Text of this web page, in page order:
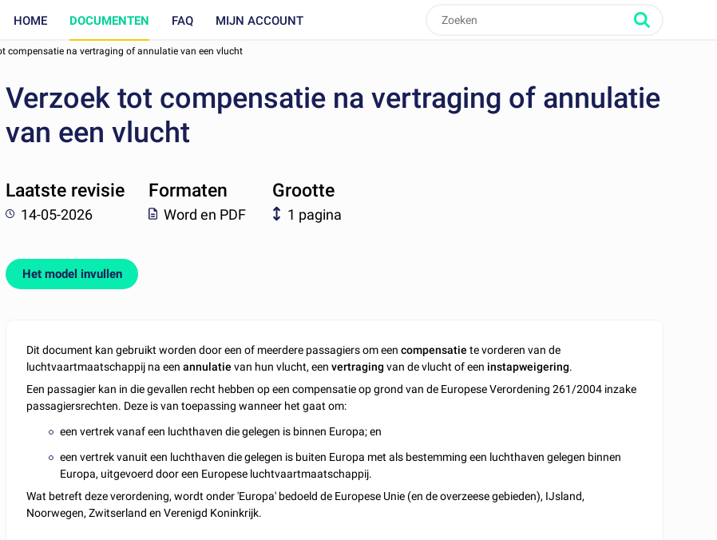
HOME DOCUMENTEN FAQ MIJN ACCOUNT
compensatie na vertraging of annulatie van een vlucht
Verzoek tot compensatie na vertraging of annulatie
van een vlucht
Laatste revisie
14-05-2026
Formaten
Word en PDF
Grootte
1 pagina
Het model invullen
Dit document kan gebruikt worden door een of meerdere passagiers om eencompensatie te vorderen van de
luchtvaartmaatschappij na eenannulatie van hun vlucht, eenvertraging van de vlucht of een instapweigering.
Een passagier kan in die gevallen recht hebben op een compensatie op grond van de Europese Verordening 261/2004 inzake
passagiersrechten. Deze is van toepassing wanneer het gaat om:
een vertrek vanaf een luchthaven die gelegen is binnen Europa; en
een vertrek vanuit een luchthaven die gelegen is buiten Europa met als bestemming een luchthaven gelegen binnen
Europa, uitgevoerd door een Europese luchtvaartmaatschappij.
Wat betreft deze verordening, wordt onder 'Europa' bedoeld de Europese Unie (en de overzeese gebieden), IJsland,
Noorwegen, Zwitserland en Verenigd Koninkrijk.